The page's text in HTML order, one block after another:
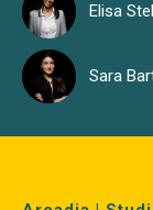
Elisa
Sara